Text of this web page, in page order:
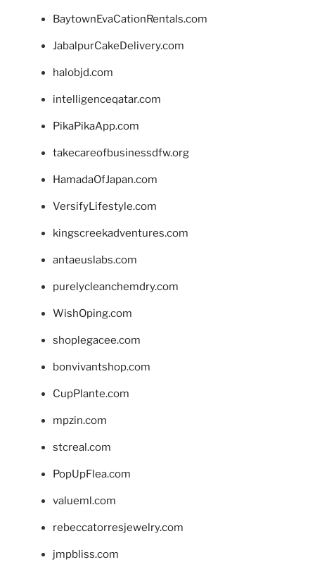
BaytownEvaCationRentals.com
JabalpurCakeDelivery.com
halobjd.com
intelligenceqatar.com
PikaPikaApp.com
takecareofbusinessdfw.org
HamadaOfJapan.com
VersifyLifestyle.com
kingscreekadventures.com
antaeuslabs.com
purelycleanchemdry.com
WishOping.com
shoplegacee.com
bonvivantshop.com
CupPlante.com
mpzin.com
stcreal.com
PopUpFlea.com
valueml.com
rebeccatorresjewelry.com
jmpbliss.com